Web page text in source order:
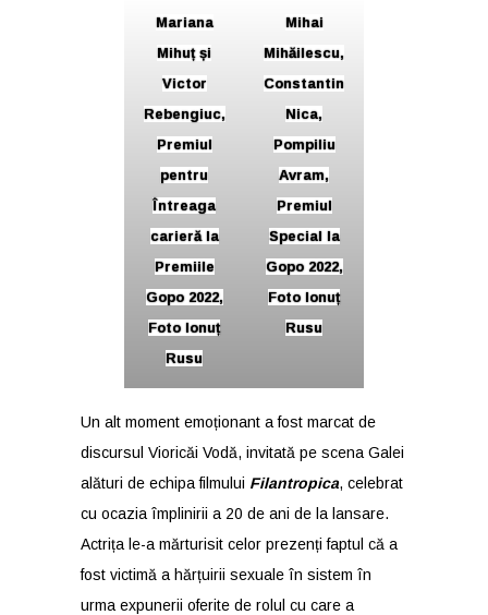
Mariana
Mihuț și
Victor
Rebengiuc,
Premiul
pentru
Întreaga
carieră la
Premiile
Gopo 2022,
Foto Ionuț
Rusu
Mihai
Mihăilescu,
Constantin
Nica,
Pompiliu
Avram,
Premiul
Special la
Gopo 2022,
Foto Ionuț
Rusu
Un alt moment emoționant a fost marcat de
discursul Vioricăi Vodă, invitată pe scena Galei
alături de echipa filmului Filantropica, celebrat
cu ocazia împlinirii a 20 de ani de la lansare.
Actrița le-a mărturisit celor prezenți faptul că a
fost victimă a hărțuirii sexuale în sistem în
urma expunerii oferite de rolul cu care a